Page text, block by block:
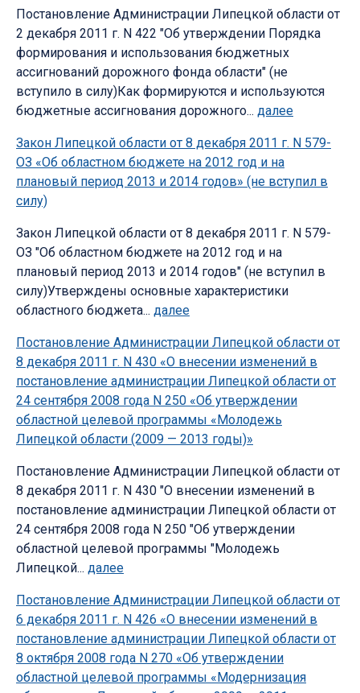
Постановление Администрации Липецкой области от
2 декабря 2011 г. N 422 "Об утверждении Порядка
формирования и использования бюджетных
ассигнований дорожного фонда области" (не
вступило в силу)Как формируются и используются
бюджетные ассигнования дорожного... далее
Закон Липецкой области от 8 декабря 2011 г. N 579-
ОЗ «Об областном бюджете на 2012 год и на
плановый период 2013 и 2014 годов» (не вступил в
силу)
Закон Липецкой области от 8 декабря 2011 г. N 579-
ОЗ "Об областном бюджете на 2012 год и на
плановый период 2013 и 2014 годов" (не вступил в
силу)Утверждены основные характеристики
областного бюджета... далее
Постановление Администрации Липецкой области от
8 декабря 2011 г. N 430 «О внесении изменений в
постановление администрации Липецкой области от
24 сентября 2008 года N 250 «Об утверждении
областной целевой программы «Молодежь
Липецкой области (2009 — 2013 годы)»
Постановление Администрации Липецкой области от
8 декабря 2011 г. N 430 "О внесении изменений в
постановление администрации Липецкой области от
24 сентября 2008 года N 250 "Об утверждении
областной целевой программы "Молодежь
Липецкой... далее
Постановление Администрации Липецкой области от
6 декабря 2011 г. N 426 «О внесении изменений в
постановление администрации Липецкой области от
8 октября 2008 года N 270 «Об утверждении
областной целевой программы «Модернизация